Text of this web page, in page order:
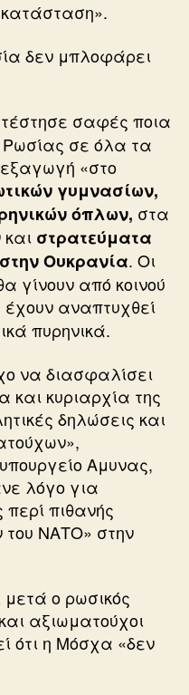
δεν μπλοφάρει
σαφές ποια
σε όλα τα
«στο
γυμνασίων,
όπλων, στα
στρατεύματα
Ουκρανία. Οι
γίνουν από κοινού
έχουν αναπτυχθεί
πυρηνικά.
να διασφαλίσει
και κυριαρχία της
δηλώσεις και
Αμυνας,
λόγο για
πιθανής
του ΝΑΤΟ» στην
μετά ο ρωσικός
αξιωματούχοι
ότι η Μόσχα «δεν